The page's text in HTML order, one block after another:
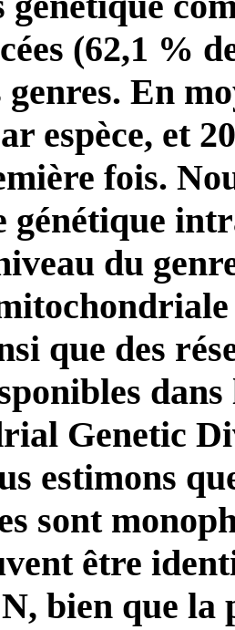
(62,1 %
En
espèce, et
fois.
génétique
du
que des
Genetic
estimons
sont
être
bien que